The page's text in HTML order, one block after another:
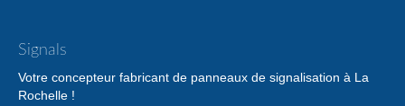
Signals
Votre concepteur fabricant de panneaux de signalisation à La
Rochelle !